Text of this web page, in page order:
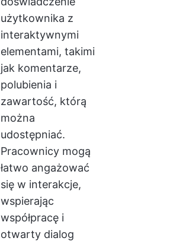
użytkownika z
interaktywnymi
elementami, takimi
jak komentarze,
polubienia i
zawartość, którą
można
udostępniać.
Pracownicy mogą
łatwo angażować
się w interakcje,
wspierając
współpracę i
otwarty dialog